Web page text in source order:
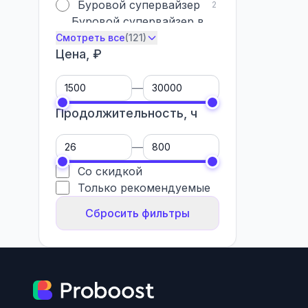
Буровой супервайзер 2
Буровой супервайзер в
нефтегазовой отрасли
Смотреть все(121)
Цена, ₽
—
Продолжительность, ч
—
Со скидкой
Только рекомендуемые
Сбросить фильтры